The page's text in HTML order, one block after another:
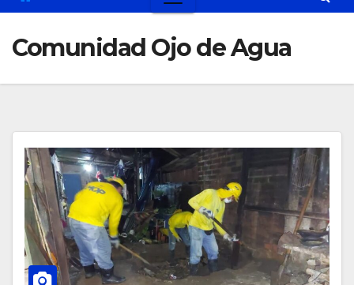
Comunidad Ojo de Agua